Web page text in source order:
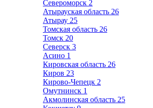
Североморск 2
Атырауская область 26
Атырау 25
Томская область 26
Томск 20
Северск 3
Асино 1
Кировская область 26
Киров 23
Кирово-Чепецк 2
Омутнинск 1
Акмолинская область 25